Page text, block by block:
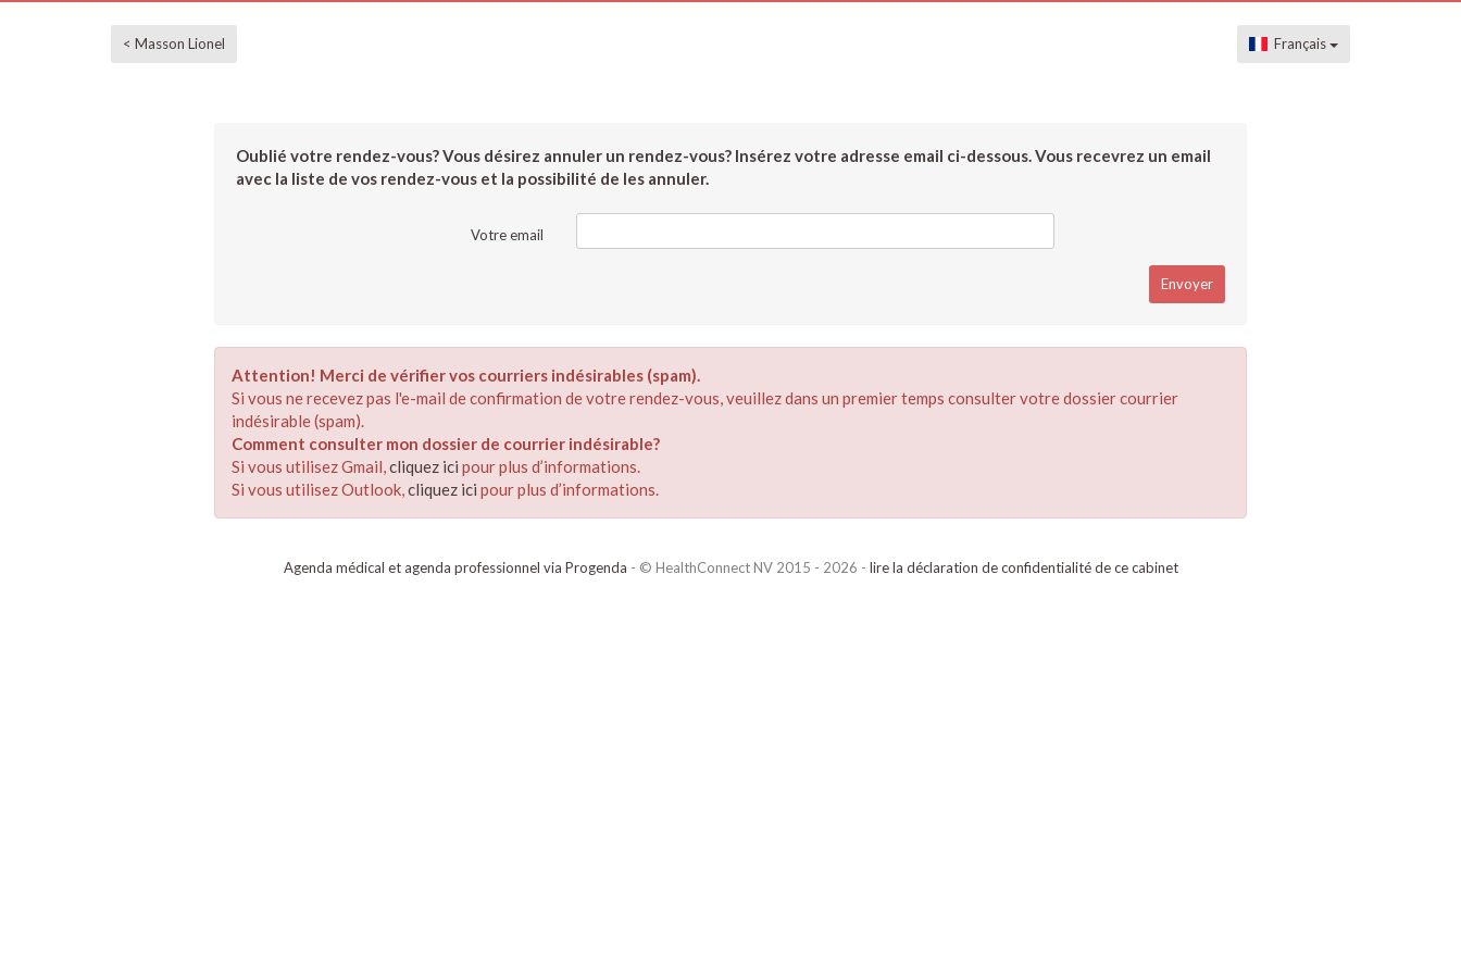
< Masson Lionel Français
Oublié votre rendez-vous? Vous désirez annuler un rendez-vous? Insérez votre adresse email ci-dessous. Vous recevrez un email
avec la liste de vos rendez-vous et la possibilité de les annuler.
Votre email
Attention! Merci de vérifier vos courriers indésirables (spam).
Si vous ne recevez pas l'e-mail de confirmation de votre rendez-vous, veuillez dans un premier temps consulter votre dossier courrier
indésirable (spam).
Comment consulter mon dossier de courrier indésirable?
Si vous utilisez Gmail,cliquez ici pour plus d’informations.
Si vous utilisez Outlook,cliquez ici pour plus d’informations.
Agenda médical et agenda professionnel via Progenda - © HealthConnect NV 2015 - 2026 - lire la déclaration de confidentialité de ce cabinet